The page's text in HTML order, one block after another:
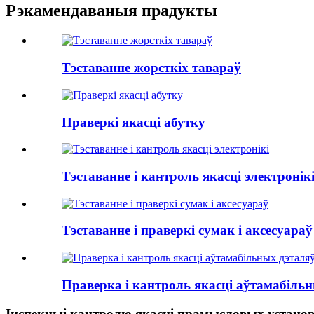
Рэкамендаваныя прадукты
Тэставанне жорсткіх тавараў
Праверкі якасці абутку
Тэставанне і кантроль якасці электронікі
Тэставанне і праверкі сумак і аксесуараў
Праверка і кантроль якасці